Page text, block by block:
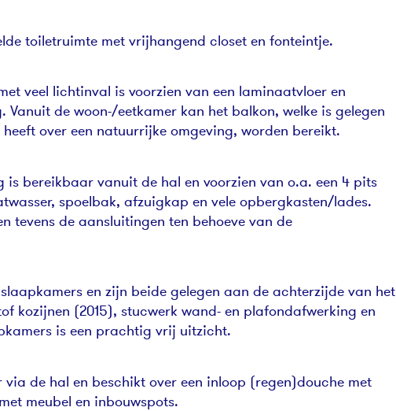
toiletruimte met vrijhangend closet en fonteintje.
veel lichtinval is voorzien van een laminaatvloer en
de woon-/eetkamer kan het balkon, welke is gelegen
over een natuurrijke omgeving, worden bereikt.
is bereikbaar vanuit de hal en voorzien van o.a. een 4 pits
spoelbak, afzuigkap en vele opbergkasten/lades.
tevens de aansluitingen ten behoeve van de
en zijn beide gelegen aan de achterzijde van het
kozijnen (2015), stucwerk wand- en plafondafwerking en
is een prachtig vrij uitzicht.
de hal en beschikt over een inloop (regen)douche met
meubel en inbouwspots.